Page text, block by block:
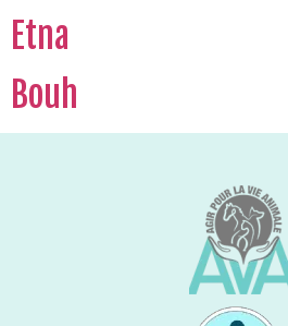
Etna
Bouh